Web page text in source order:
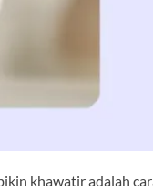
khawatir adalah